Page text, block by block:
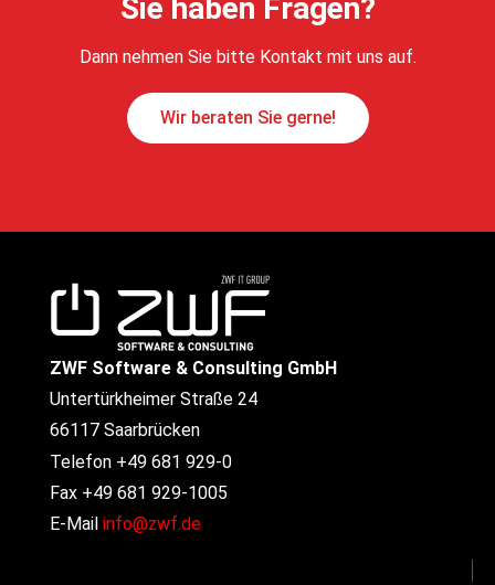
Sie haben Fragen?
Dann nehmen Sie bitte Kontakt mit uns auf.
Wir beraten Sie gerne!
ZWF Software & Consulting GmbH
Untertürkheimer Straße 24
66117 Saarbrücken
Telefon +49 681 929-0
Fax +49 681 929-1005
E-Mail info@zwf.de